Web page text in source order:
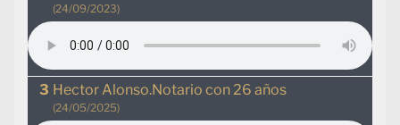
(24/09/2023)
Hector Alonso.Notario con 26 años
(24/05/2025)